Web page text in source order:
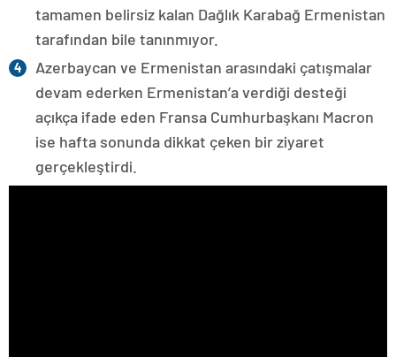
tamamen belirsiz kalan Dağlık Karabağ Ermenistan
tarafından bile tanınmıyor.
Azerbaycan ve Ermenistan arasındaki çatışmalar
devam ederken Ermenistan’a verdiği desteği
açıkça ifade eden Fransa Cumhurbaşkanı Macron
ise hafta sonunda dikkat çeken bir ziyaret
gerçekleştirdi.